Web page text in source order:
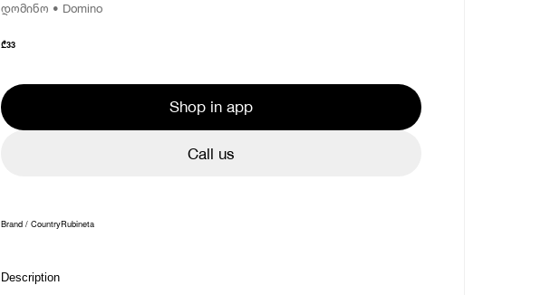
დომინო • Domino
₾33
Shop in app
Call us
Brand / CountryRubineta
Description